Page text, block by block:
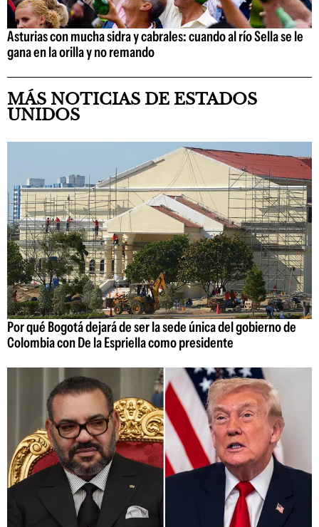
Asturias con mucha sidra y cabrales: cuando al río Sella se le
gana en la orilla y no remando
MÁS NOTICIAS DE ESTADOS
UNIDOS
Por qué Bogotá dejará de ser la sede única del gobierno de
Colombia con De la Espriella como presidente